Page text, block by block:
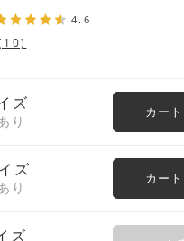
4.6
ズ
り
カー
ズ
り
カー
ズ